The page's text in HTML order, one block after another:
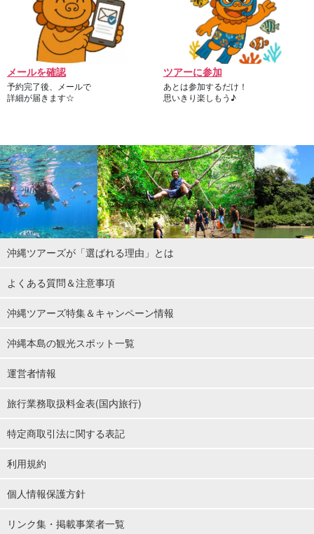
メールを確認
予約完了後、メールで
詳細が届きます☆
ツアーに参加
あとは参加するだけ！
思いきり楽しもう♪
沖縄ツアーズが「選ばれる理由」とは
よくある質問＆注意事項
沖縄ツアーズ特集＆キャンペーン情報
沖縄本島の観光スポット一覧
運営者情報
旅行業務取扱料金表(国内旅行)
特定商取引法に関する表記
利用規約
個人情報保護方針
リンク集・掲載事業者一覧